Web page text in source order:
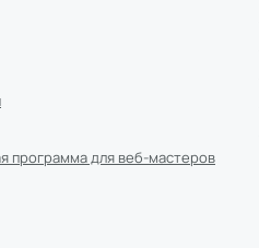
программа для веб-мастеров